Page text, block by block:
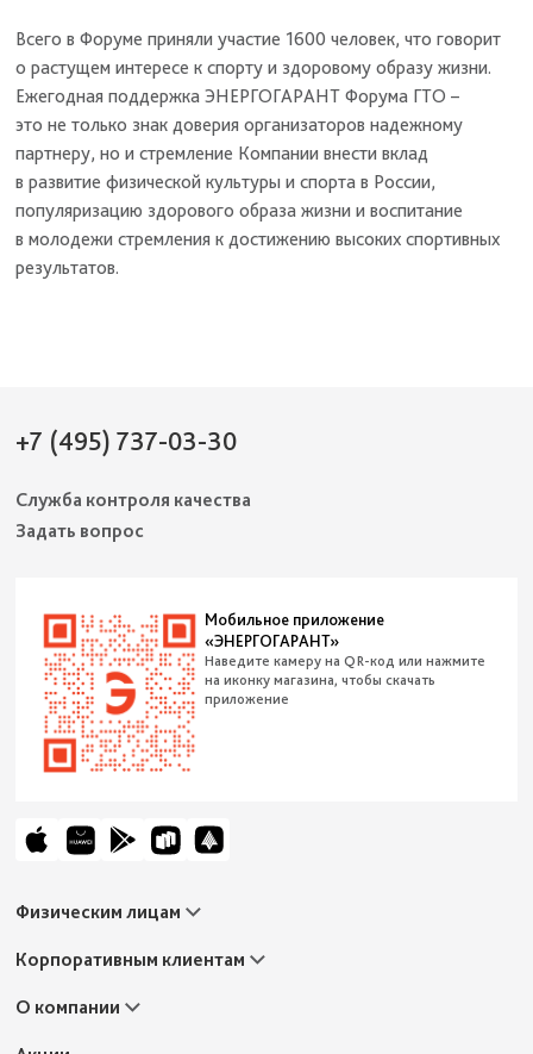
Всего в Форуме приняли участие 1600 человек, что говорит
о растущем интересе к спорту и здоровому образу жизни.
Ежегодная поддержка ЭНЕРГОГАРАНТ Форума ГТО –
это не только знак доверия организаторов надежному
партнеру, но и стремление Компании внести вклад
в развитие физической культуры и спорта в России,
популяризацию здорового образа жизни и воспитание
в молодежи стремления к достижению высоких спортивных
результатов.
+7 (495) 737-03-30
Служба контроля качества
Задать вопрос
Мобильное приложение
«ЭНЕРГОГАРАНТ»
Наведите камеру на QR-код или нажмите
на иконку магазина, чтобы скачать
приложение
Физическим лицам
Автострахование
Жизнь и здоровье
Путешествия
Ипотека
Корпоративным клиентам
Имущество
Грузы
О компании